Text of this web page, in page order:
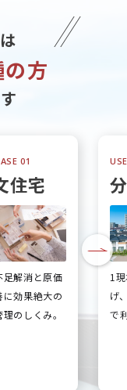
方
01
住宅
足解消と原価
に効果絶大の
のしくみ。
1
げ
で